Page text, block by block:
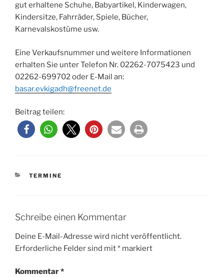
gut erhaltene Schuhe, Babyartikel, Kinderwagen,
Kindersitze, Fahrräder, Spiele, Bücher,
Karnevalskostüme usw.
Eine Verkaufsnummer und weitere Informationen
erhalten Sie unter Telefon Nr. 02262-7075423 und
02262-699702 oder E-Mail an:
basar.evkigadh@freenet.de
Beitrag teilen:
KATEGORIEN
TERMINE
Schreibe einen Kommentar
Deine E-Mail-Adresse wird nicht veröffentlicht.
Erforderliche Felder sind mit* markiert
Kommentar*